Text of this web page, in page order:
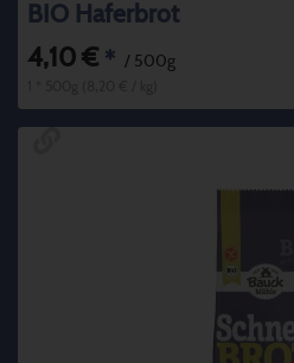
BIO Haferbrot
4,10 € * / 500g